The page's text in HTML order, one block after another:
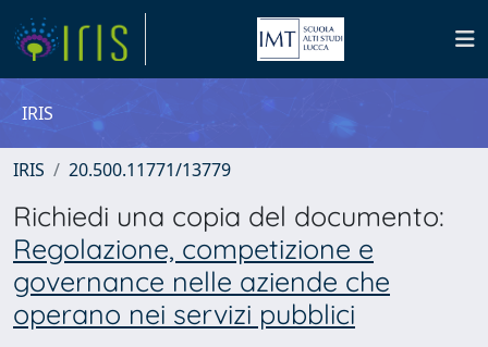
IRIS
IRIS 20.500.11771/13779
Richiedi una copia del documento:
Regolazione, competizione e
governance nelle aziende che
operano nei servizi pubblici